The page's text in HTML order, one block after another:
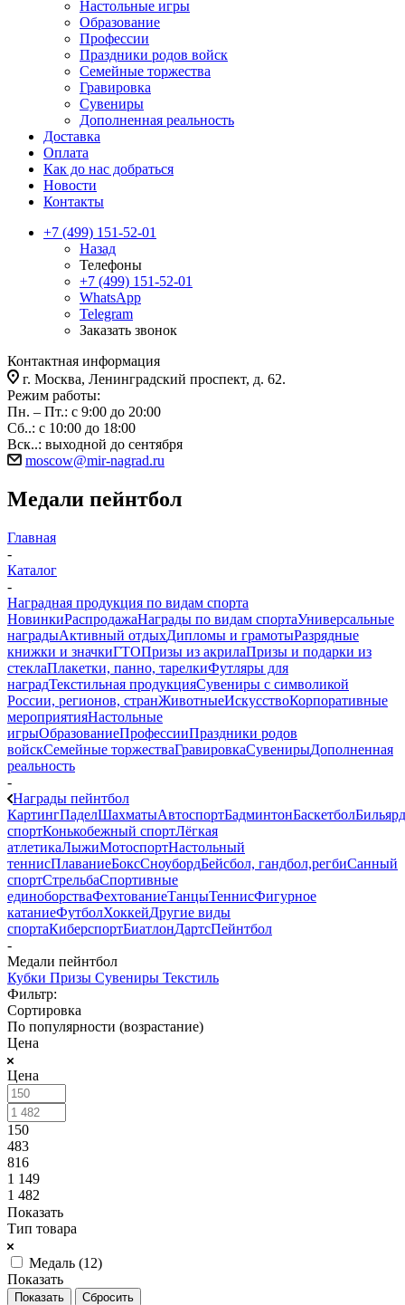
Настольные игры
Образование
Профессии
Праздники родов войск
Семейные торжества
Гравировка
Сувениры
Дополненная реальность
Доставка
Оплата
Как до нас добраться
Новости
Контакты
+7 (499) 151-52-01
Назад
Телефоны
+7 (499) 151-52-01
WhatsApp
Telegram
Заказать звонок
Контактная информация
г. Москва, Ленинградский проспект, д. 62.
Режим работы:
Пн. – Пт.: с 9:00 до 20:00
Сб..: с 10:00 до 18:00
Вск..: выходной до сентября
moscow@mir-nagrad.ru
Медали пейнтбол
Главная
-
Каталог
-
Наградная продукция по видам спорта
НовинкиРаспродажаНаграды по видам спортаУниверсальные
наградыАктивный отдыхДипломы и грамотыРазрядные
книжки и значкиГТОПризы из акрилаПризы и подарки из
стеклаПлакетки, панно, тарелкиФутляры для
наградТекстильная продукцияСувениры с символикой
России, регионов, странЖивотныеИскусствоКорпоративные
мероприятияНастольные
игрыОбразованиеПрофессииПраздники родов
войскСемейные торжестваГравировкаСувенирыДополненная
реальность
-
Награды пейнтбол
КартингПаделШахматыАвтоспортБадминтонБаскетболБильярд
спортКонькобежный спортЛёгкая
атлетикаЛыжиМотоспортНастольный
теннисПлаваниеБоксСноубордБейсбол, гандбол,регбиСанный
спортСтрельбаСпортивные
единоборстваФехтованиеТанцыТеннисФигурное
катаниеФутболХоккейДругие виды
спортаКиберспортБиатлонДартсПейнтбол
-
Медали пейнтбол
Кубки Призы Сувениры Текстиль
Фильтр:
Сортировка
По популярности (возрастание)
Цена
Цена
150
483
816
1 149
1 482
Показать
Тип товара
Медаль (12)
Показать
Сбросить